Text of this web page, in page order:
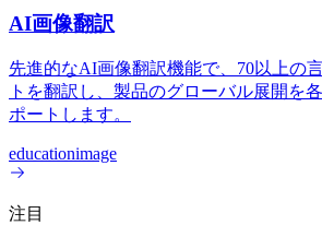
AI画像翻訳
先進的なAI画像翻訳機能で、70以上の
トを翻訳し、製品のグローバル展開を
ポートします。
educationimage
注目